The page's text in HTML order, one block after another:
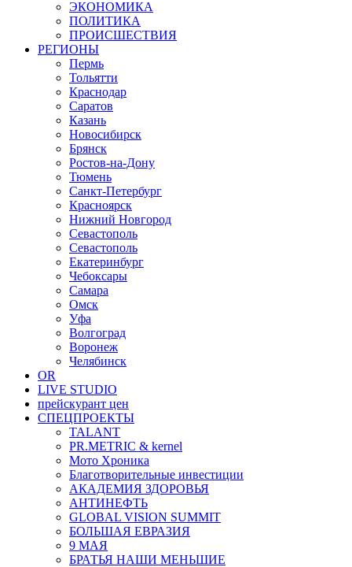
ЭКОНОМИКА
ПОЛИТИКА
ПРОИСШЕСТВИЯ
РЕГИОНЫ
Пермь
Тольятти
Краснодар
Саратов
Казань
Новосибирск
Брянск
Ростов-на-Дону
Тюмень
Санкт-Петербург
Красноярск
Нижний Новгород
Севастополь
Севастополь
Екатеринбург
Чебоксары
Самара
Омск
Уфа
Волгоград
Воронеж
Челябинск
OR
LIVE STUDIO
прейскурант цен
СПЕЦПРОЕКТЫ
TALANT
PR.METRIC & kernel
Мото Хроника
Благотворительные инвестиции
АКАДЕМИЯ ЗДОРОВЬЯ
АНТИНЕФТЬ
GLOBAL VISION SUMMIT
БОЛЬШАЯ ЕВРАЗИЯ
9 МАЯ
БРАТЬЯ НАШИ МЕНЬШИЕ